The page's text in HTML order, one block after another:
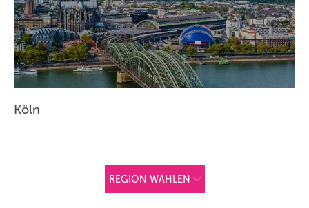
Köln
REGION WÄHLEN